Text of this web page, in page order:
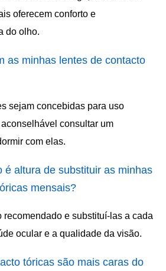
oferecem conforto e
do olho.
as minhas lentes de contacto
sejam concebidas para uso
consultar um
com elas.
é altura de substituir as minhas
mensais?
recomendado e substituí-las a cada
ocular e a qualidade da visão.
tóricas são mais caras do